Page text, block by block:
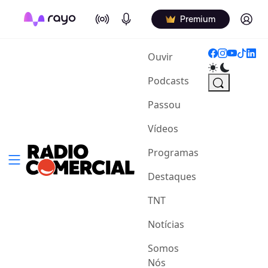
On Air Podcasts Premium Log in
Ouvir(current)
Podcasts
Passou
Vídeos
Programas
Destaques
TNT
Notícias
Somos
Nós